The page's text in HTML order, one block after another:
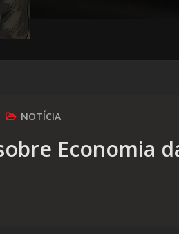
NOTÍCIA
Economia